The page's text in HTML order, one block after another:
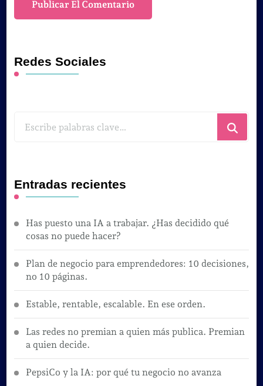
Redes Sociales
Entradas recientes
Has puesto una IA a trabajar. ¿Has decidido qué
cosas no puede hacer?
Plan de negocio para emprendedores: 10 decisiones,
no 10 páginas.
Estable, rentable, escalable. En ese orden.
Las redes no premian a quien más publica. Premian
a quien decide.
PepsiCo y la IA: por qué tu negocio no avanza